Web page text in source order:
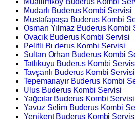
Mudarlı Buderus Kombi Servisi
Mustafapaşa Buderus Kombi
Osman Yılmaz Buderus Kombi
Ovacık Buderus Kombi Servisi
Pelitli Buderus Kombi Servisi
Sultan Orhan Buderus Kombi
Tatlıkuyu Buderus Kombi
Tavşanlı Buderus Kombi Servisi
Tepemanayır Buderus Kombi
Ulus Buderus Kombi Servisi
Yağcılar Buderus Kombi Servisi
Yavuz Selim Buderus Kombi
Yenikent Buderus Kombi Servisi